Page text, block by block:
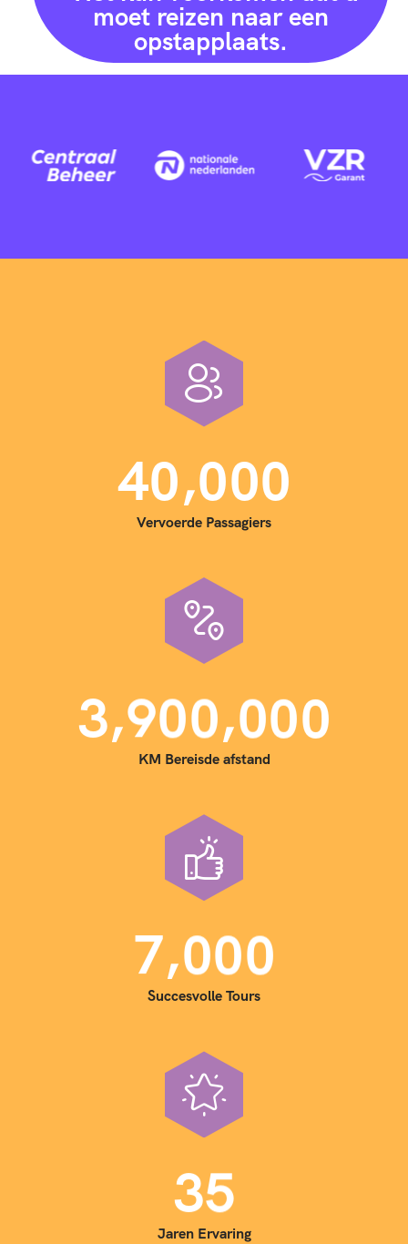
moet reizen naar een
opstapplaats.
40,000
Vervoerde Passagiers
3,900,000
KM Bereisde afstand
7,000
Succesvolle Tours
35
Jaren Ervaring